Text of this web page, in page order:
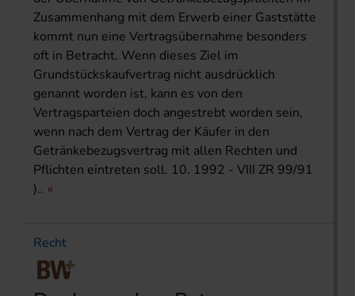
Zusammenhang mit dem Erwerb einer Gaststätte
kommt nun eine Vertragsübernahme besonders
oft in Betracht. Wenn dieses Ziel im
Grundstückskaufvertrag nicht ausdrücklich
genannt worden ist, kann es von den
Vertragsparteien doch angestrebt worden sein,
wenn nach dem Vertrag der Käufer in den
Getränkebezugsvertrag mit allen Rechten und
Pflichten eintreten soll. 10. 1992 - VIII ZR 99/91
)..
Recht